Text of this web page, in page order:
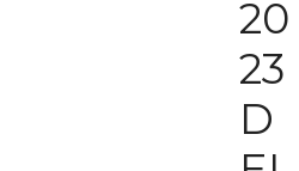
20
23
D